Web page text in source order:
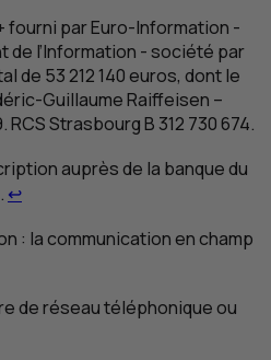
fourni parEuro-Information -
de l’Information - société par
de 53 212 140 euros, dont le
Guillaume Raiffeisen –
RCSStrasbourgB 312 730 674.
auprès de la banque du
↩Retour au renvoi 1
: la communication en champ
de réseau téléphonique ou
au renvoi 3